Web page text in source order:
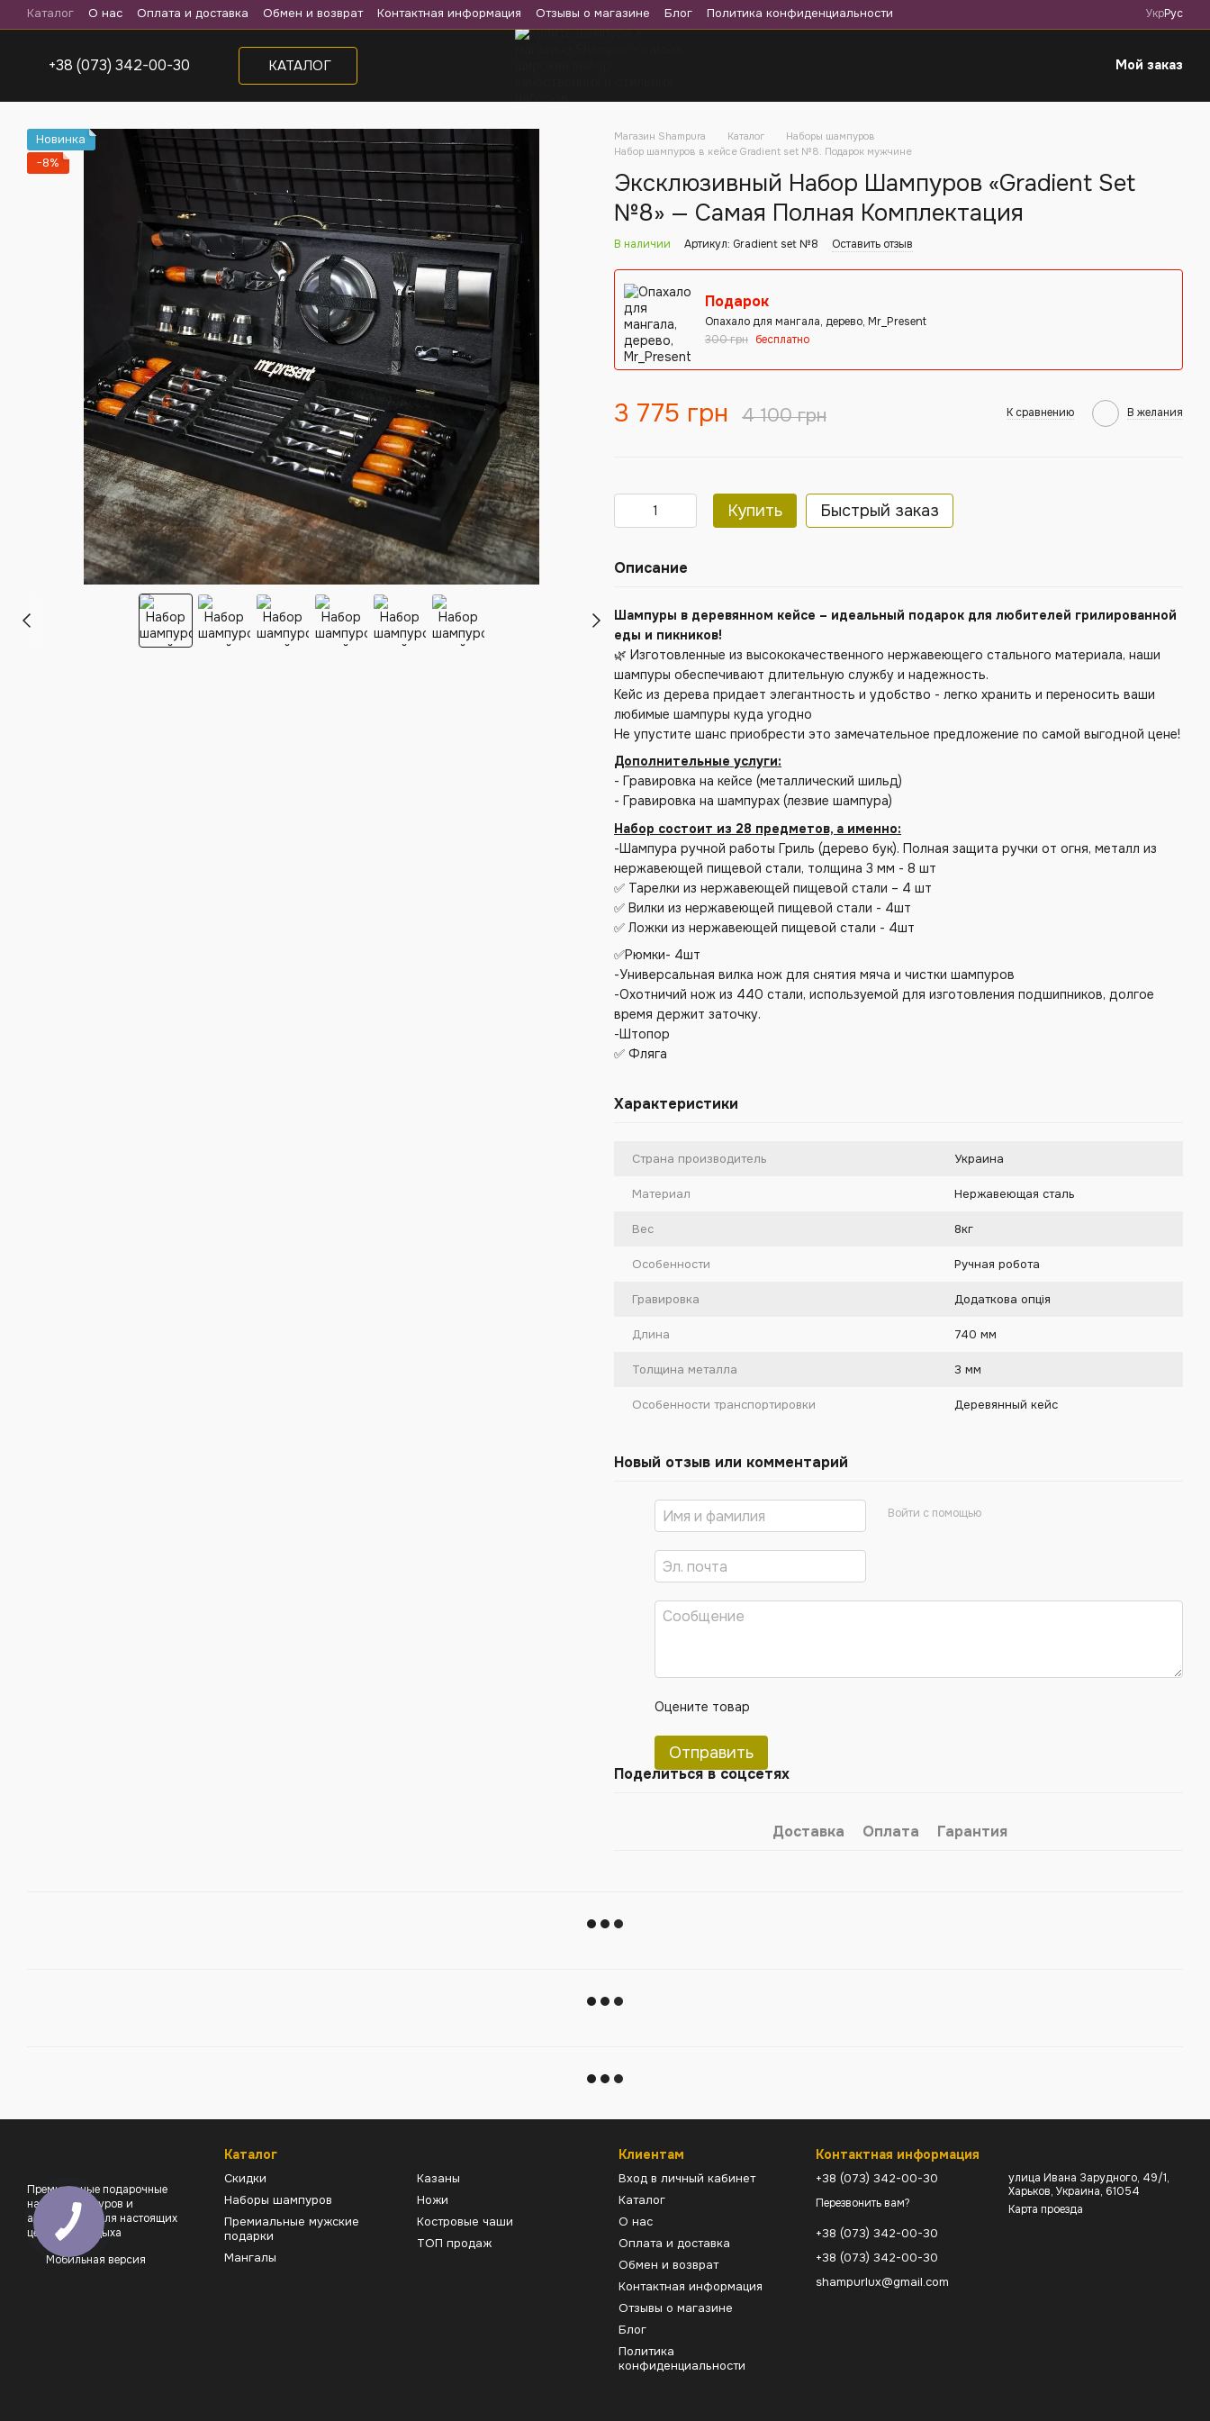
Перейти к основному контенту
Каталог О нас Оплата и доставка Обмен и возврат Контактная информация Отзывы о магазине Блог Политика конфиденциальности УкрРус
+38 (073) 342-00-30 КАТАЛОГ Мой заказ
Новинка
−8%
Магазин Shampura Каталог
Наборы шампуров
Набор шампуров в кейсе Gradient set №8. Подарок мужчине
Эксклюзивный Набор Шампуров «Gradient Set
№8» — Самая Полная Комплектация
В наличии Артикул: Gradient set №8 Оставить отзыв
Подарок
Опахало для мангала, дерево, Mr_Present
300 грн бесплатно
3 775 грн 4 100 грн К сравнению В желания
Купить Быстрый заказ
Описание
Шампуры в деревянном кейсе – идеальный подарок для любителей грилированной
еды и пикников!
🌿 Изготовленные из высококачественного нержавеющего стального материала, наши
шампуры обеспечивают длительную службу и надежность.
Кейс из дерева придает элегантность и удобство - легко хранить и переносить ваши
любимые шампуры куда угодно
Не упустите шанс приобрести это замечательное предложение по самой выгодной цене!
Дополнительные услуги:
- Гравировка на кейсе (металлический шильд)
- Гравировка на шампурах (лезвие шампура)
Набор состоит из 28 предметов, а именно:
-Шампура ручной работы Гриль (дерево бук). Полная защита ручки от огня, металл из
нержавеющей пищевой стали, толщина 3 мм - 8 шт
✅ Тарелки из нержавеющей пищевой стали – 4 шт
✅ Вилки из нержавеющей пищевой стали - 4шт
✅ Ложки из нержавеющей пищевой стали - 4шт
✅Рюмки- 4шт
-Универсальная вилка нож для снятия мяча и чистки шампуров
-Охотничий нож из 440 стали, используемой для изготовления подшипников, долгое
время держит заточку.
-Штопор
✅ Фляга
Характеристики
Страна производитель Украина
Материал Нержавеющая сталь
Вес 8кг
Особенности Ручная робота
Гравировка Додаткова опція
Длина 740 мм
Толщина металла 3 мм
Особенности транспортировки Деревянный кейс
Новый отзыв или комментарий
Войти с помощью
Оцените товар
Отправить
Поделиться в соцсетях
Доставка Оплата Гарантия
Премиальные подарочные
наборы шампуров и
аксессуаров для настоящих
ценителей отдыха
Мобильная версия
Каталог
Скидки
Наборы шампуров
Премиальные мужские
подарки
Мангалы
Казаны
Ножи
Костровые чаши
ТОП продаж
Клиентам
Вход в личный кабинет
Каталог
О нас
Оплата и доставка
Обмен и возврат
Контактная информация
Отзывы о магазине
Блог
Политика
конфиденциальности
Контактная информация
+38 (073) 342-00-30
Перезвонить вам?
+38 (073) 342-00-30
+38 (073) 342-00-30
shampurlux@gmail.com
улица Ивана Зарудного, 49/1,
Харьков, Украина, 61054
Карта проезда